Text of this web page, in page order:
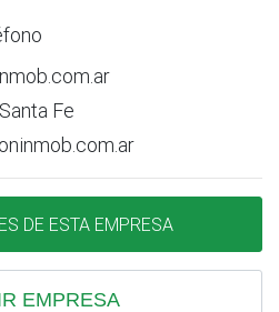
Fe
DE ESTA EMPRESA
EMPRESA